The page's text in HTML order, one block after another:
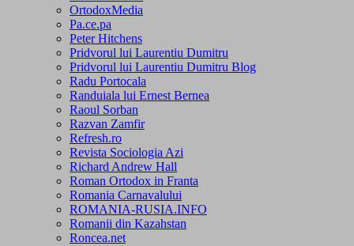
OrtodoxMedia
Pa.ce.pa
Peter Hitchens
Pridvorul lui Laurentiu Dumitru
Pridvorul lui Laurentiu Dumitru Blog
Radu Portocala
Randuiala lui Ernest Bernea
Raoul Sorban
Razvan Zamfir
Refresh.ro
Revista Sociologia Azi
Richard Andrew Hall
Roman Ortodox in Franta
Romania Carnavalului
ROMANIA-RUSIA.INFO
Romanii din Kazahstan
Roncea.net